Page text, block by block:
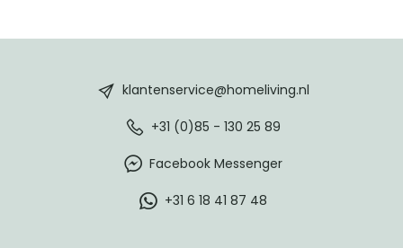
klantenservice@homeliving.nl
+31 (0)85 - 130 25 89
Facebook Messenger
+31 6 18 41 87 48